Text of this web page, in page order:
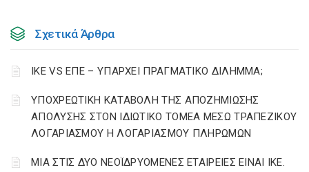
Σχετικά Άρθρα
ΙΚΕ VS ΕΠΕ – ΥΠΑΡΧΕΙ ΠΡΑΓΜΑΤΙΚΟ ΔΙΛΗΜΜΑ;
YΠΟΧΡΕΩΤΙΚΗ ΚΑΤΑΒΟΛΗ ΤΗΣ ΑΠΟΖΗΜΙΩΣΗΣ
ΑΠΟΛΥΣΗΣ ΣΤΟΝ ΙΔΙΩΤΙΚΟ ΤΟΜΕΑ ΜΕΣΩ ΤΡΑΠΕΖΙΚΟΥ
ΛΟΓΑΡΙΑΣΜΟΥ Η ΛΟΓΑΡΙΑΣΜΟΥ ΠΛΗΡΩΜΩΝ
ΜΙΑ ΣΤΙΣ ΔΥΟ ΝΕΟΪΔΡΥΟΜΕΝΕΣ ΕΤΑΙΡΕΙΕΣ ΕΙΝΑΙ ΙΚΕ.